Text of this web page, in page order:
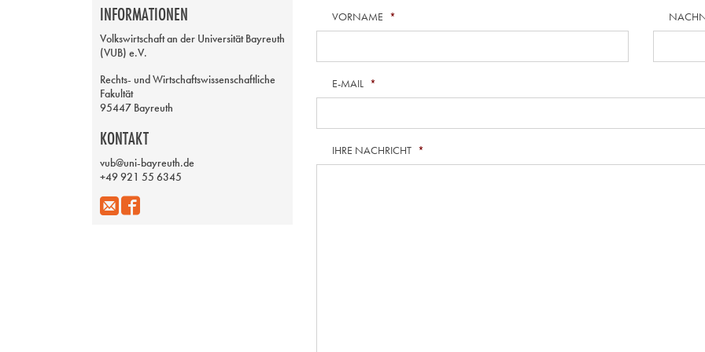
INFORMATIONEN
Volkswirtschaft an der Universität Bayreuth
(VUB) e.V.
Rechts- und Wirtschaftswissenschaftliche
Fakultät
95447 Bayreuth
KONTAKT
vub@uni-bayreuth.de
+49 921 55 6345
VORNAME *
E-MAIL *
IHRE NACHRICHT *